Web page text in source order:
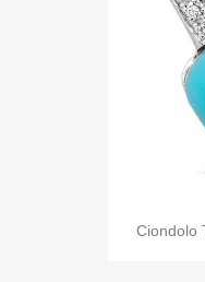
Ciondolo